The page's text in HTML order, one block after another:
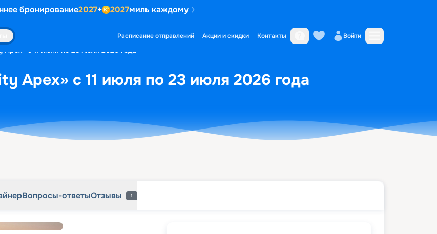
бронирование2027+ 2027миль каждому
Расписание отправлений Акции и скидки Контакты Войти
с 11 июля по 23 июля 2026 года
Apex» с 11 июля по 23 июля 2026 года
Вопросы-ответыОтзывы 1